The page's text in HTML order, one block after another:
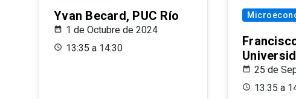
Yvan Becard, PUC Río
1 de Octubre de 2024
13:35 a 14:30
25 de
13:35 a